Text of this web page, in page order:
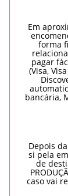
Em
forma
pagar
(Visa,
bancária,
Depois
si pela
de
caso vai